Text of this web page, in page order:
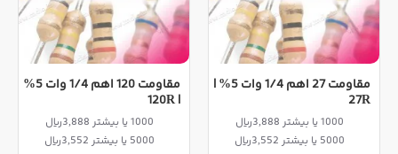
مقاومت 27 اهم 1/4 وات 5% |
27R
1000 یا بیشتر 3,888ریال
5000 یا بیشتر 3,552ریال
مقاومت 120 اهم 1/4 وات 5%
| 120R
1000 یا بیشتر 3,888ریال
5000 یا بیشتر 3,552ریال